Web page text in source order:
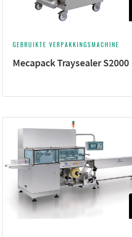
GEBRUIKTE VERPAKKINGSMACHINE
Mecapack Traysealer S2000